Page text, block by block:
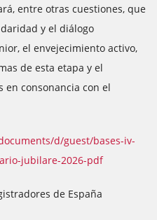
entre otras cuestiones, que
y el diálogo
el envejecimiento activo,
de esta etapa y el
en consonancia con el
d/guest/bases-iv-
jubilare-2026-pdf
de España